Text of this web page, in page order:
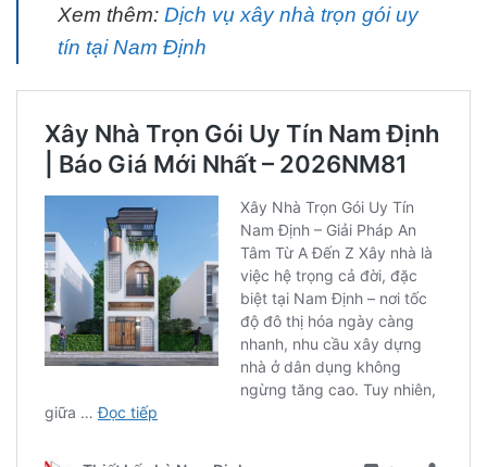
Xem thêm: Dịch vụ xây nhà trọn gói uy
tín tại Nam Định